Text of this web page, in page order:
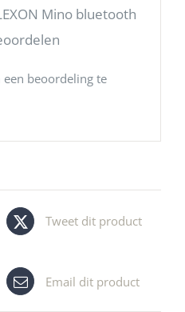
Mino bluetooth
een beoordeling te
Tweet dit product
Email dit product